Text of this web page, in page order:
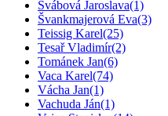
Švábová Jaroslava(1)
Švankmajerová Eva(3)
Teissig Karel(25)
Tesař Vladimír(2)
Tománek Jan(6)
Vaca Karel(74)
Vácha Jan(1)
Vachuda Ján(1)